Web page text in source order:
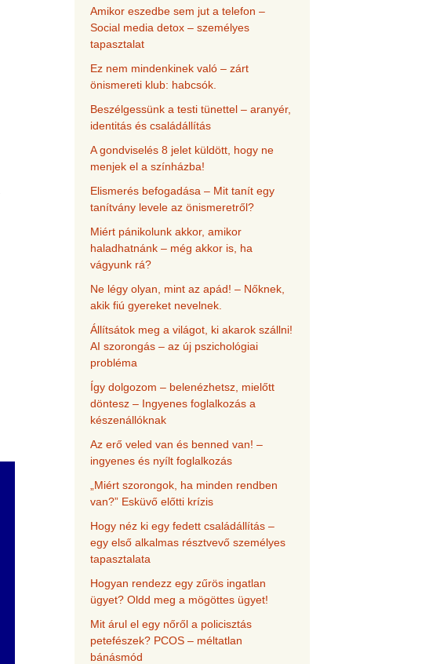
Amikor eszedbe sem jut a telefon –
Social media detox – személyes
tapasztalat
Ez nem mindenkinek való – zárt
önismereti klub: habcsók.
Beszélgessünk a testi tünettel – aranyér,
identitás és családállítás
A gondviselés 8 jelet küldött, hogy ne
menjek el a színházba!
Elismerés befogadása – Mit tanít egy
tanítvány levele az önismeretről?
Miért pánikolunk akkor, amikor
haladhatnánk – még akkor is, ha
vágyunk rá?
Ne légy olyan, mint az apád! – Nőknek,
akik fiú gyereket nevelnek.
Állítsátok meg a világot, ki akarok szállni!
AI szorongás – az új pszichológiai
probléma
Így dolgozom – belenézhetsz, mielőtt
döntesz – Ingyenes foglalkozás a
készenállóknak
Az erő veled van és benned van! –
ingyenes és nyílt foglalkozás
„Miért szorongok, ha minden rendben
van?” Esküvő előtti krízis
Hogy néz ki egy fedett családállítás –
egy első alkalmas résztvevő személyes
tapasztalata
Hogyan rendezz egy zűrös ingatlan
ügyet? Oldd meg a mögöttes ügyet!
Mit árul el egy nőről a policisztás
petefészek? PCOS – méltatlan
bánásmód